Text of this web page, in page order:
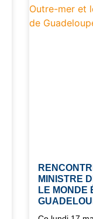
MINISTRE
LE MONDE